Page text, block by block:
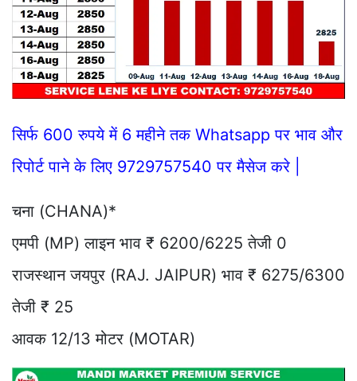
सिर्फ 600 रुपये में 6 महीने तक Whatsapp पर भाव और
रिपोर्ट पाने के लिए 9729757540 पर मैसेज करे |
चना (CHANA)*
एमपी (MP) लाइन भाव ₹ 6200/6225 तेजी 0
राजस्थान जयपुर (RAJ. JAIPUR) भाव ₹ 6275/6300
तेजी ₹ 25
आवक 12/13 मोटर (MOTAR)